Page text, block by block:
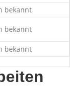
bekannt
bekannt
bekannt